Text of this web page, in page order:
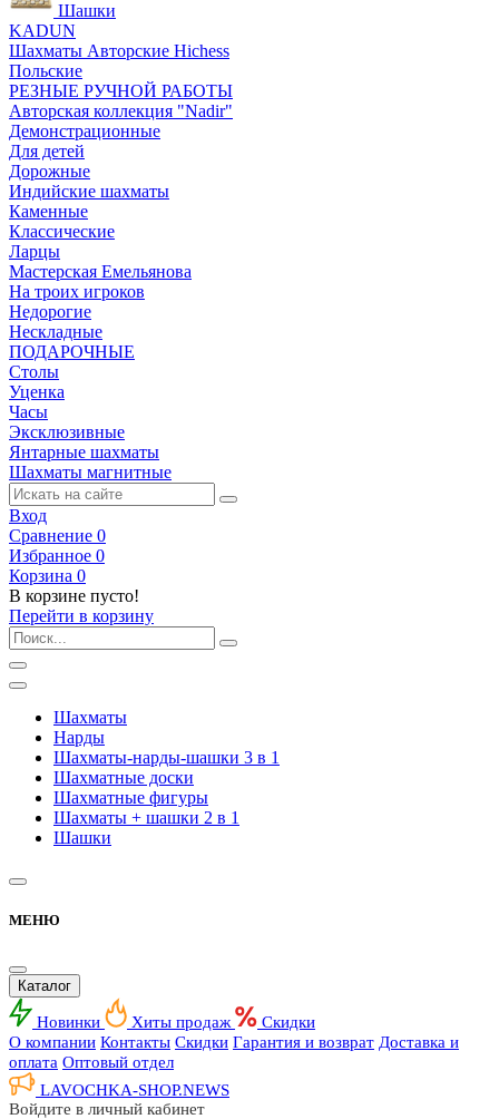
Шашки
KADUN
Шахматы Авторские Hichess
Польские
РЕЗНЫЕ РУЧНОЙ РАБОТЫ
Авторская коллекция "Nadir"
Демонстрационные
Для детей
Дорожные
Индийские шахматы
Каменные
Классические
Ларцы
Мастерская Емельянова
На троих игроков
Недорогие
Нескладные
ПОДАРОЧНЫЕ
Столы
Уценка
Часы
Эксклюзивные
Янтарные шахматы
Шахматы магнитные
Вход
Сравнение 0
Избранное 0
Корзина 0
В корзине пусто!
Перейти в корзину
Шахматы
Нарды
Шахматы-нарды-шашки 3 в 1
Шахматные доски
Шахматные фигуры
Шахматы + шашки 2 в 1
Шашки
МЕНЮ
Каталог
Новинки Хиты продаж
Скидки
О компании Контакты Скидки Гарантия и возврат Доставка и
оплата Оптовый отдел
LAVOCHKA-SHOP.NEWS
Войдите в личный кабинет